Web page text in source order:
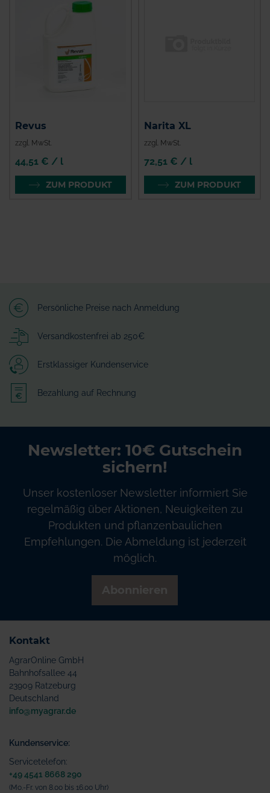
Revus
zzgl. MwSt.
44,51 € / l
ZUM PRODUKT
Narita XL
zzgl. MwSt.
72,51 € / l
ZUM PRODUKT
Persönliche Preise nach Anmeldung
Versandkostenfrei ab 250€
Erstklassiger Kundenservice
Bezahlung auf Rechnung
Newsletter: 10€ Gutschein
sichern!
Unser kostenloser Newsletter informiert Sie
regelmäßig über Aktionen, Neuigkeiten zu
Produkten und pflanzenbaulichen
Empfehlungen. Die Abmeldung ist jederzeit
möglich.
Kontakt
AgrarOnline GmbH
Bahnhofsallee 44
23909 Ratzeburg
Deutschland
info@myagrar.de
Kundenservice:
Servicetelefon:
+49 4541 8668 290
(Mo.-Fr. von 8.00 bis 16.00 Uhr)